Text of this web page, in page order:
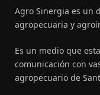
Agro Sinergia es un
agropecuaria y
Es un medio que
comunicación con
agropecuario de